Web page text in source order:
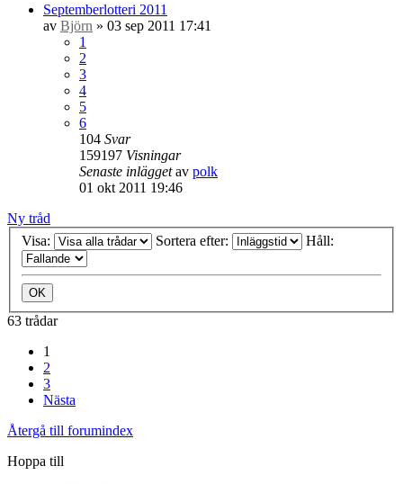
Septemberlotteri 2011
av Björn » 03 sep 2011 17:41
1
2
3
4
5
6
104 Svar
159197 Visningar
Senaste inläggetav polk
01 okt 2011 19:46
Ny tråd
Visa:
Sortera efter: Håll:
63 trådar
1
2
3
Nästa
Återgå till forumindex
Hoppa till